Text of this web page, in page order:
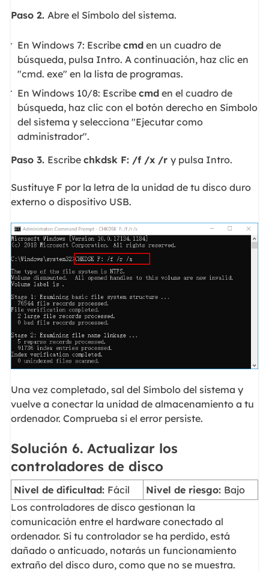
Paso 2. Abre el Símbolo del sistema.
En Windows 7: Escribecmd en un cuadro de
búsqueda, pulsa Intro. A continuación, haz clic en
"cmd. exe" en la lista de programas.
En Windows 10/8: Escribecmd en el cuadro de
búsqueda, haz clic con el botón derecho en Símbolo
del sistema y selecciona "Ejecutar como
administrador".
Paso 3. Escribe chkdsk F: /f /x /r y pulsa Intro.
Sustituye F por la letra de la unidad de tu disco duro
externo o dispositivo USB.
Una vez completado, sal del Símbolo del sistema y
vuelve a conectar la unidad de almacenamiento a tu
ordenador. Comprueba si el error persiste.
Solución 6. Actualizar los
controladores de disco
Nivel de dificultad: Fácil Nivel de riesgo: Bajo
Los controladores de disco gestionan la
comunicación entre el hardware conectado al
ordenador. Si tu controlador se ha perdido, está
dañado o anticuado, notarás un funcionamiento
extraño del disco duro, como que no se muestra.